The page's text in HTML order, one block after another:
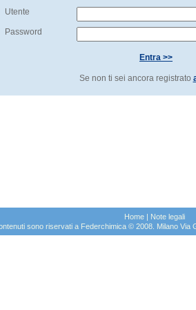
Utente
Password
Entra >>
Se non ti sei ancora registrato
Home | Note legali
sono riservati a Federchimica © 2008. Milano Via